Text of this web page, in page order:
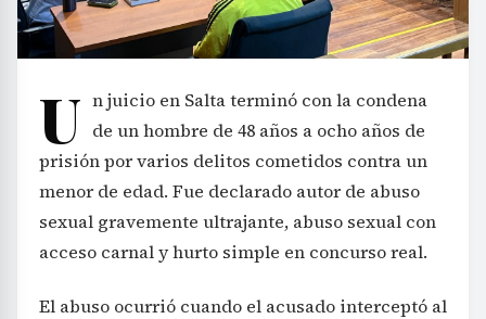
U n juicio en Salta terminó con la condena
de un hombre de 48 años a ocho años de
prisión por varios delitos cometidos contra un
menor de edad. Fue declarado autor de abuso
sexual gravemente ultrajante, abuso sexual con
acceso carnal y hurto simple en concurso real.
El abuso ocurrió cuando el acusado interceptó al